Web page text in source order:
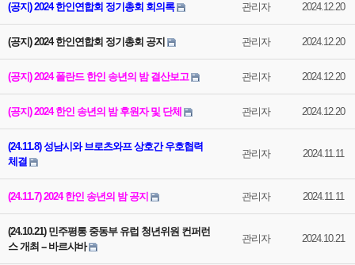
(공지) 2024 한인연합회 정기총회 회의록 관리자 2024.12.20
(공지) 2024 한인연합회 정기총회 공지 관리자 2024.12.20
(공지) 2024 폴란드 한인 송년의 밤 결산보고 관리자 2024.12.20
(공지) 2024 한인 송년의 밤 후원자 및 단체 관리자 2024.12.20
(24.11.8) 성남시와 브로츠와프 상호간 우호협력
체결
관리자 2024.11.11
(24.11.7) 2024 한인 송년의 밤 공지 관리자 2024.11.11
(24.10.21) 민주평통 중동부 유럽 청년위원 컨퍼런
스 개최 -- 바르샤바
관리자 2024.10.21